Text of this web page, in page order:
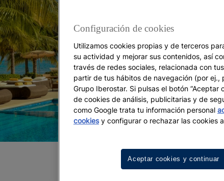
Configuración de cookies
Utilizamos cookies propias y de terceros
su actividad y mejorar sus contenidos, así
través de redes sociales, relacionada con
partir de tus hábitos de navegación (por
Grupo Iberostar. Si pulsas el botón
de cookies de análisis, publicitarias y de
como Google trata tu información personal
cookiesy configurar o rechazar las cookies
Aceptar cookies y continuar